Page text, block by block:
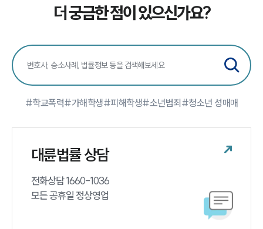
더 궁금한 점이 있으신가요?
#학교폭력#가해학생#피해학생#소년범죄 #청소년 성매매
대륜법률 상담
전화상담 1660-1036
모든 공휴일 정상영업